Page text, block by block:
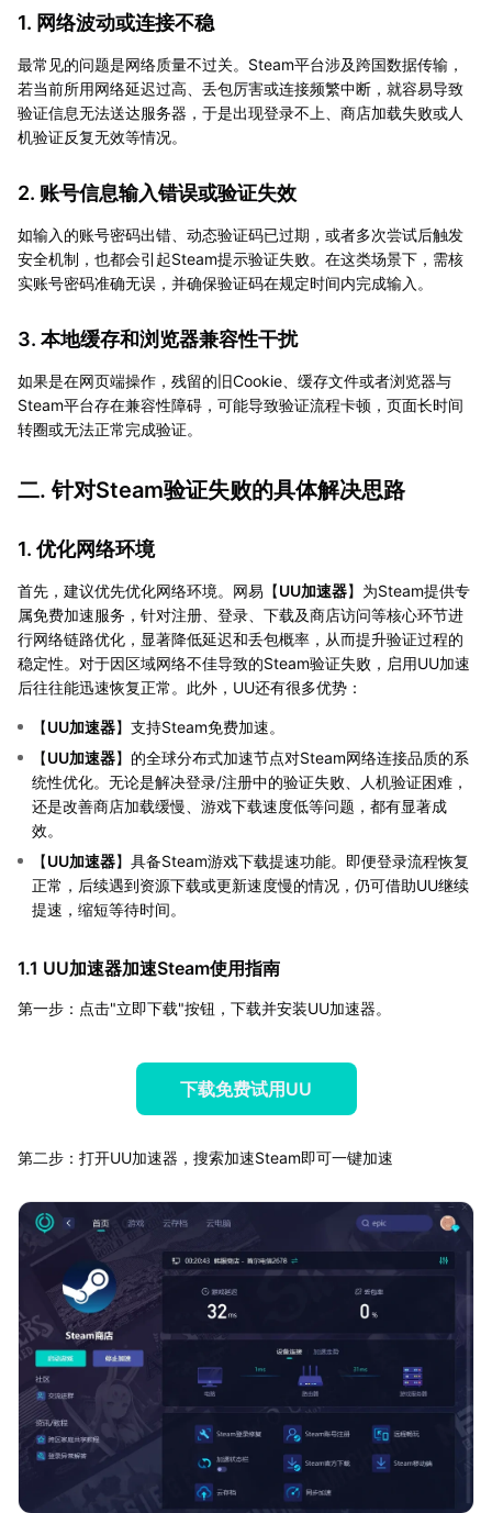
1. 网络波动或连接不稳
最常见的问题是网络质量不过关。Steam平台涉及跨国数据传输，
若当前所用网络延迟过高、丢包厉害或连接频繁中断，就容易导致
验证信息无法送达服务器，于是出现登录不上、商店加载失败或人
机验证反复无效等情况。
2. 账号信息输入错误或验证失效
如输入的账号密码出错、动态验证码已过期，或者多次尝试后触发
安全机制，也都会引起Steam提示验证失败。在这类场景下，需核
实账号密码准确无误，并确保验证码在规定时间内完成输入。
3. 本地缓存和浏览器兼容性干扰
如果是在网页端操作，残留的旧Cookie、缓存文件或者浏览器与
Steam平台存在兼容性障碍，可能导致验证流程卡顿，页面长时间
转圈或无法正常完成验证。
二. 针对Steam验证失败的具体解决思路
1. 优化网络环境
首先，建议优先优化网络环境。网易【UU加速器】为Steam提供专
属免费加速服务，针对注册、登录、下载及商店访问等核心环节进
行网络链路优化，显著降低延迟和丢包概率，从而提升验证过程的
稳定性。对于因区域网络不佳导致的Steam验证失败，启用UU加速
后往往能迅速恢复正常。此外，UU还有很多优势：
【UU加速器】支持Steam免费加速。
【UU加速器】的全球分布式加速节点对Steam网络连接品质的系
统性优化。无论是解决登录/注册中的验证失败、人机验证困难，
还是改善商店加载缓慢、游戏下载速度低等问题，都有显著成
效。
【UU加速器】具备Steam游戏下载提速功能。即便登录流程恢复
正常，后续遇到资源下载或更新速度慢的情况，仍可借助UU继续
提速，缩短等待时间。
1.1 UU加速器加速Steam使用指南
第一步：点击"立即下载"按钮，下载并安装UU加速器。
下载免费试用UU
第二步：打开UU加速器，搜索加速Steam即可一键加速